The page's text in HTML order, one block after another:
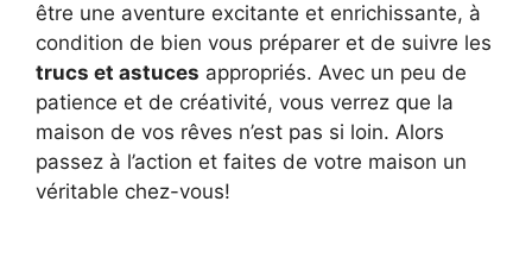
être une aventure excitante et enrichissante, à
condition de bien vous préparer et de suivre les
trucs et astuces appropriés. Avec un peu de
patience et de créativité, vous verrez que la
maison de vos rêves n’est pas si loin. Alors
passez à l’action et faites de votre maison un
véritable chez-vous!